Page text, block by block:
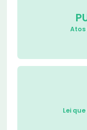
Atos
Lei